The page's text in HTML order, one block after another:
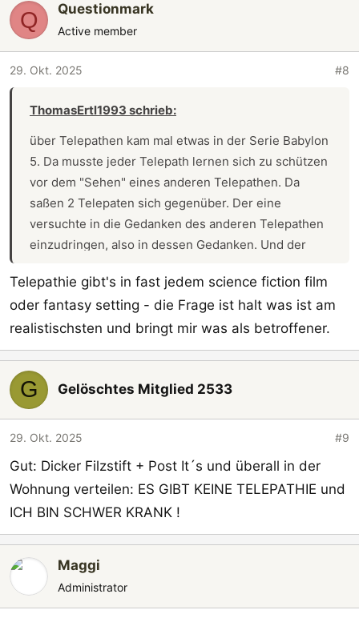
k
o
Q Questionmark
Active member
29. Okt. 2025 #8
ThomasErtl1993 schrieb:
über Telepathen kam mal etwas in der Serie Babylon
5. Da musste jeder Telepath lernen sich zu schützen
vor dem "Sehen" eines anderen Telepathen. Da
saßen 2 Telepaten sich gegenüber. Der eine
versuchte in die Gedanken des anderen Telepathen
einzudringen, also in dessen Gedanken. Und der
die in dem Film ganz gut rübergebracht. Aber ist ja
nur ein Film oder? ^^
Telepathie gibt's in fast jedem science fiction film
oder fantasy setting - die Frage ist halt was ist am
realistischsten und bringt mir was als betroffener.
G Gelöschtes Mitglied 2533
29. Okt. 2025 #9
Gut: Dicker Filzstift + Post It´s und überall in der
Wohnung verteilen: ES GIBT KEINE TELEPATHIE und
ICH BIN SCHWER KRANK !
Maggi
Administrator